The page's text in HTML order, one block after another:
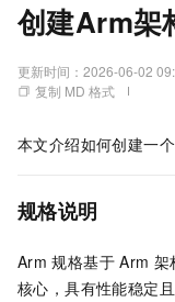
创建Arm架
更新时间： 2026-06-02
复制 MD 格式
本文介绍如何创建一个
规格说明
Arm 规格基于 Arm 架
核心，具有性能稳定